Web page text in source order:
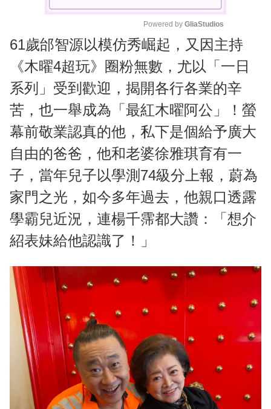
M
u
t
e
Powered by GliaStudios
61歲邰智源以模仿秀崛起，又因主持
《木曜4超玩》圈粉無數，尤以「一日
系列」受到歡迎，揭開各行各業的辛
苦，也一舉成為「最紅木曜阿公」！螢
幕前敬業認真的他，私下是個給予廣大
自由的爸爸，他和老婆徐雅琪育有一
子，當年兒子以學測74級分上報，蔚為
家門之光，如今多年過去，他親口透露
學霸兒近況，連楊千霈都大讚：「想介
紹表妹給他認識了！」